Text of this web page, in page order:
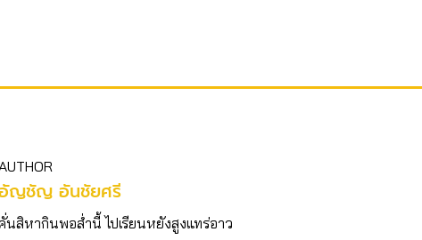
ญชัญ อันชัยศรี
นสิหากินพอส่ำนี้ ไปเรียนหยังสูงแทร่อาว